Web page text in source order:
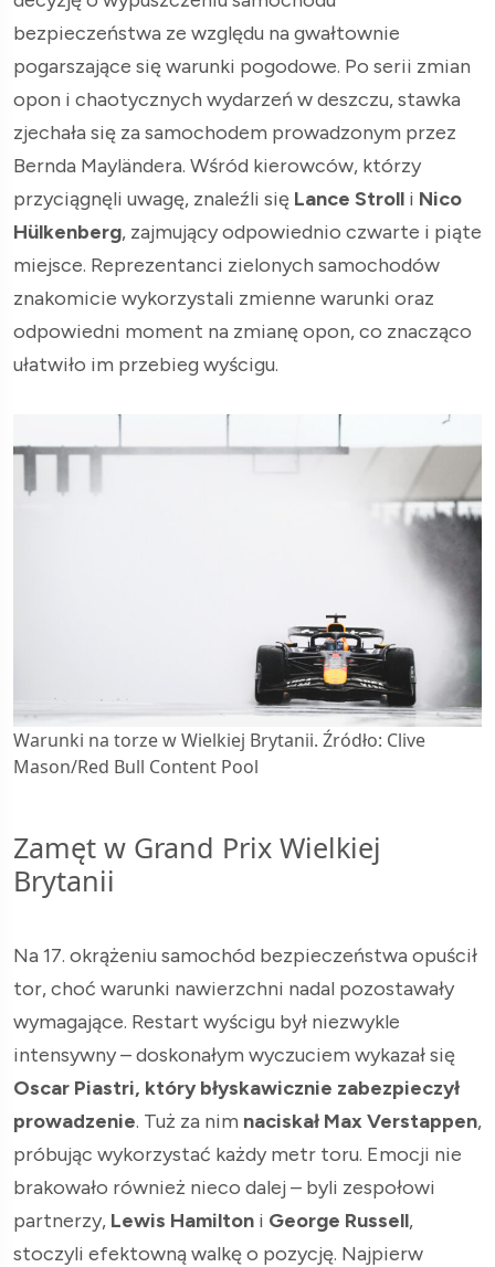
bezpieczeństwa ze względu na gwałtownie
pogarszające się warunki pogodowe. Po serii zmian
opon i chaotycznych wydarzeń w deszczu, stawka
zjechała się za samochodem prowadzonym przez
Bernda Mayländera. Wśród kierowców, którzy
przyciągnęli uwagę, znaleźli się Lance Stroll i Nico
Hülkenberg, zajmujący odpowiednio czwarte i piąte
miejsce. Reprezentanci zielonych samochodów
znakomicie wykorzystali zmienne warunki oraz
odpowiedni moment na zmianę opon, co znacząco
ułatwiło im przebieg wyścigu.
Warunki na torze w Wielkiej Brytanii. Źródło: Clive
Mason/Red Bull Content Pool
Zamęt w Grand Prix Wielkiej
Brytanii
Na 17. okrążeniu samochód bezpieczeństwa opuścił
tor, choć warunki nawierzchni nadal pozostawały
wymagające. Restart wyścigu był niezwykle
intensywny – doskonałym wyczuciem wykazał się
Oscar Piastri, który błyskawicznie zabezpieczył
prowadzenie. Tuż za nim naciskał Max Verstappen,
próbując wykorzystać każdy metr toru. Emocji nie
brakowało również nieco dalej – byli zespołowi
partnerzy, Lewis Hamilton i George Russell,
stoczyli efektowną walkę o pozycję. Najpierw